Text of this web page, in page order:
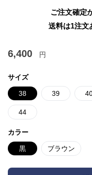
ご注文確定
送料は1注文
6,400 円
サイズ
38 39
44
カラー
黒 ブラウン